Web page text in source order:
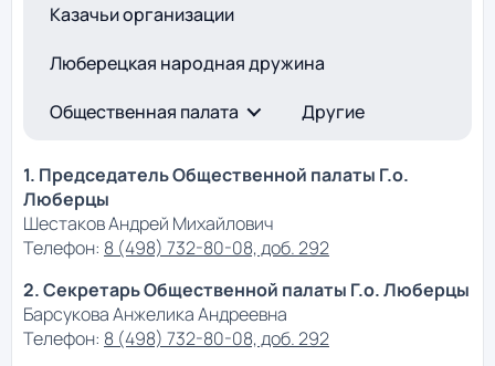
Казачьи организации
Люберецкая народная дружина
Общественная палата
Другие
1. Председатель Общественной палаты Г.о.
Люберцы
Шестаков Андрей Михайлович
Телефон: 8 (498) 732-80-08, доб. 292
2. Секретарь Общественной палаты Г.о. Люберцы
Барсукова Анжелика Андреевна
Телефон: 8 (498) 732-80-08, доб. 292